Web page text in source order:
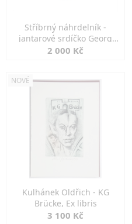
Stříbrný náhrdelník -
jantarové srdíčko Georg
Kramer
2 000 Kč
NOVÉ
Kulhánek Oldřich - KG
Brücke, Ex libris
3 100 Kč